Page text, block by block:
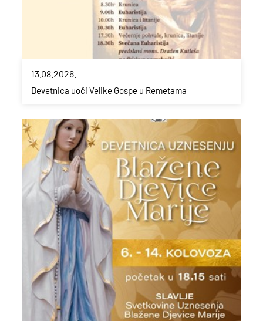
13.08.2026.
Devetnica uoči Velike Gospe u Remetama